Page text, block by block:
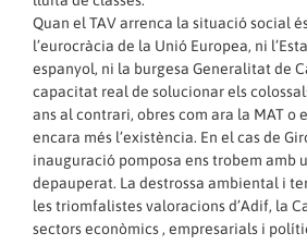
Quan el TAV arrenca la situació social
l’eurocràcia de la Unió Europea, ni
espanyol, ni la burgesa Generalitat de
capacitat real de solucionar els
ans al contrari, obres com ara la MAT o
encara més l’existència. En el cas de
inauguració pomposa ens trobem amb
depauperat. La destrossa ambiental i
les triomfalistes valoracions d’Adif, la
sectors econòmics , empresarials i